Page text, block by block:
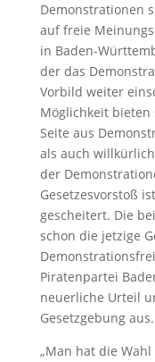
Demonstrationen
auf freie
in Baden-
der das
Vorbild weiter
Möglichkeit
Seite aus
als auch
der
Gesetzesvorstoß
gescheitert. Die
schon die jetzige
Piratenpartei
neuerliche Urteil
Gesetzgebung aus.
„Man hat die